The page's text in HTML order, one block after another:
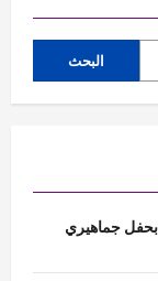
البحث
بحفل جماهيري